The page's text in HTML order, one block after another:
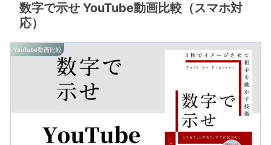
数字で示せ YouTube動画比較（スマホ対
応）
YouTube動画比較